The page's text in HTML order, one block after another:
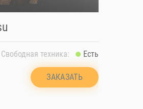
Свободная техника: Есть
ЗАКАЗАТЬ